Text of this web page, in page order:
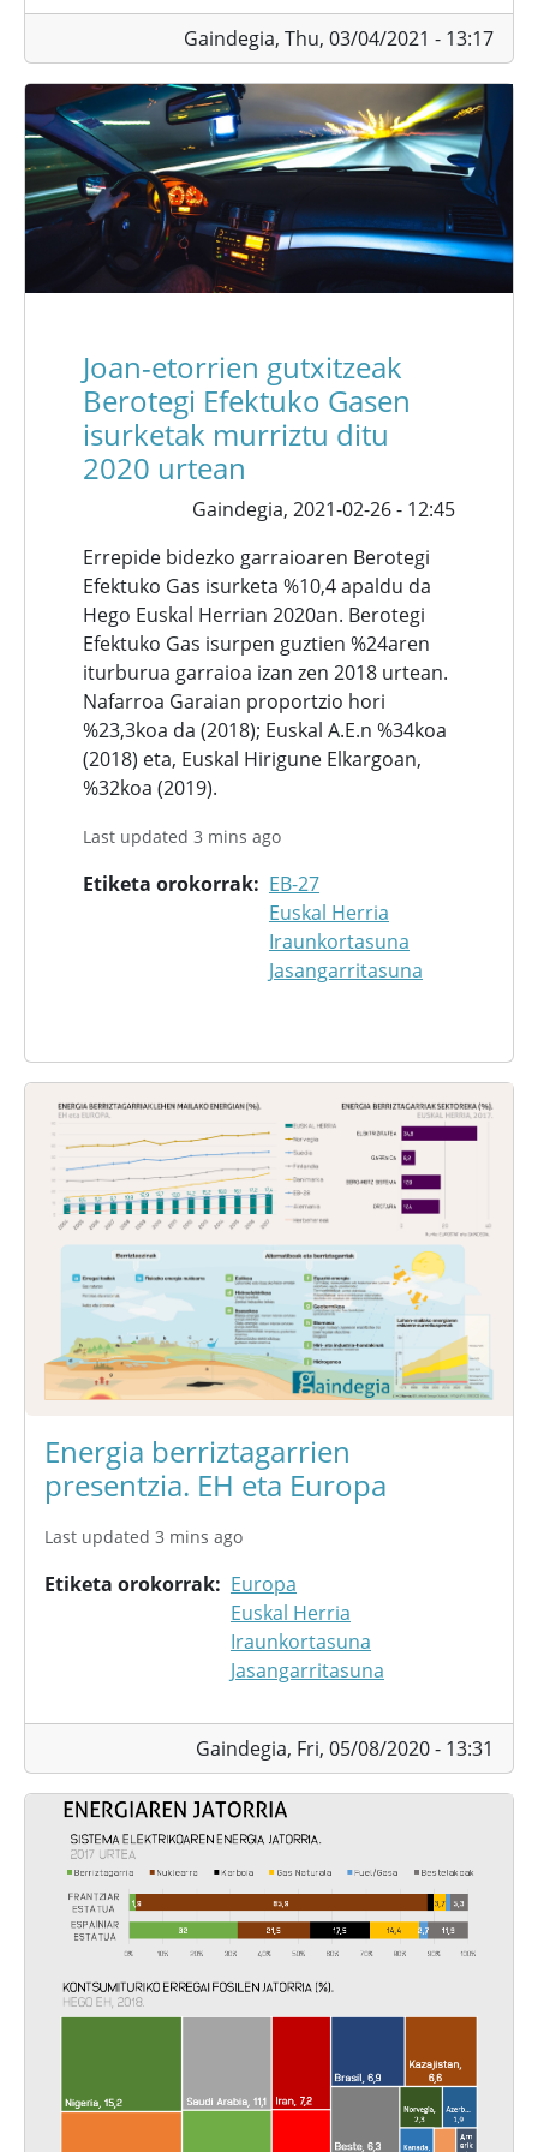
Gaindegia, Thu, 03/04/2021 - 13:17
Joan-etorrien gutxitzeak
Berotegi Efektuko Gasen
isurketak murriztu ditu
2020 urtean
Gaindegia, 2021-02-26 - 12:45
Errepide bidezko garraioaren Berotegi
Efektuko Gas isurketa %10,4 apaldu da
Hego Euskal Herrian 2020an. Berotegi
Efektuko Gas isurpen guztien %24aren
iturburua garraioa izan zen 2018 urtean.
Nafarroa Garaian proportzio hori
%23,3koa da (2018); Euskal A.E.n %34koa
(2018) eta, Euskal Hirigune Elkargoan,
%32koa (2019).
Last updated 3 mins ago
Etiketa orokorrak
EB-27
Euskal Herria
Iraunkortasuna
Jasangarritasuna
Energia berriztagarrien
presentzia. EH eta Europa
Last updated 3 mins ago
Etiketa orokorrak
Europa
Euskal Herria
Iraunkortasuna
Jasangarritasuna
Gaindegia, Fri, 05/08/2020 - 13:31